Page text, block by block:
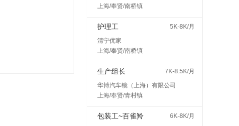
上海/奉贤/南桥镇
护理工
5K-8K/月
清宁优家
上海/奉贤/南桥镇
生产组长
7K-8.5K/月
华博汽车镜（上海）有限公司
上海/奉贤/青村镇
包装工~百雀羚
6K-8K/月